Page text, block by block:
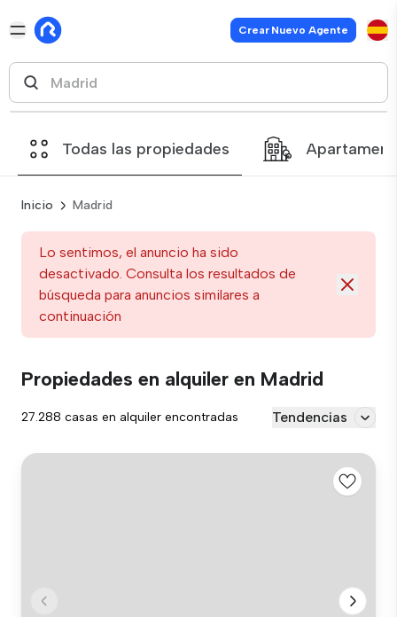
Crear Nuevo Agente
Todas las propiedades
Inicio Madrid
Lo sentimos, el anuncio ha sido
desactivado. Consulta los resultados de
búsqueda para anuncios similares a
continuación
Propiedades en alquiler en Madrid
27.288 casas en alquiler encontradas Tendencias